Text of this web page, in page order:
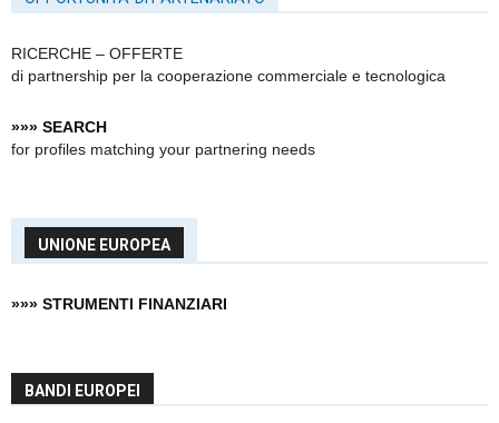
RICERCHE – OFFERTE
di partnership per la cooperazione commerciale e tecnologica
»»» SEARCH
for profiles matching your partnering needs
UNIONE EUROPEA
»»» STRUMENTI FINANZIARI
BANDI EUROPEI